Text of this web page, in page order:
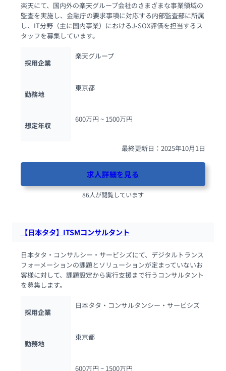
楽天にて、国内外の楽天グループ会社のさまざまな事業領域の
監査を実施し、金融庁の要求事項に対応する内部監査部に所属
し、IT分野（主に国内事業）におけるJ-SOX評価を担当するス
タッフを募集しています。
採用企業
楽天グループ
勤務地
東京都
想定年収
600万円 ~ 1500万円
最終更新日：2025年10月1日
求人詳細を見る
86人が閲覧しています
【日本タタ】ITSMコンサルタント
日本タタ・コンサルシー・サービシズにて、デジタルトランス
フォーメーションの課題とソリューションが定まっていないお
客様に対して、課題設定から実行支援まで行うコンサルタント
を募集します。
採用企業
日本タタ・コンサルタンシー・サービシズ
勤務地
東京都
600万円 ~ 1500万円